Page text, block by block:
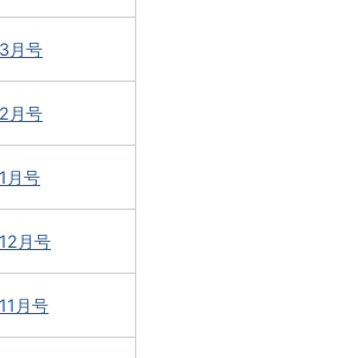
月号
月号
月号
月号
月号